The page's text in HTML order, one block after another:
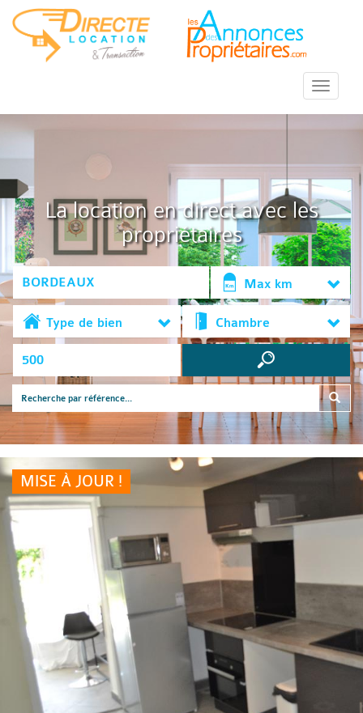
::Menu::
La location en direct avec les
propriétaires
Max km
Type de bien Chambre
MISE À JOUR !